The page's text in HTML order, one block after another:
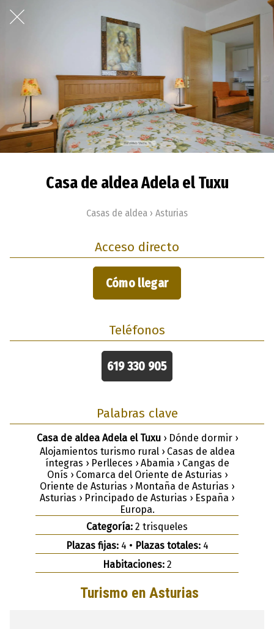
Casa de aldea Adela el Tuxu
Casas de aldea › Asturias
Acceso directo
Cómo llegar
Teléfonos
619 330 905
Palabras clave
Casa de aldea Adela el Tuxu› Dónde dormir ›
Alojamientos turismo rural › Casas de aldea
íntegras › Perlleces › Abamia › Cangas de
Onís › Comarca del Oriente de Asturias ›
Oriente de Asturias › Montaña de Asturias ›
Asturias › Principado de Asturias › España ›
Europa.
Categoría: 2 trisqueles
Plazas fijas:4 • Plazas totales:4
Habitaciones:2